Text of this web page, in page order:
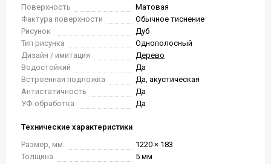
Поверхность
Матовая
Фактура поверхности
Обычное тиснение
Рисунок
Дуб
Тип рисунка
Однополосный
Дизайн / имитация
Дерево
Водостойкий
Да
Встроенная подложка
Да, акустическая
Антистатичность
Да
УФ-обработка
Да
Технические характеристики
Размер, мм.
1220 × 183
Толщина
5 мм